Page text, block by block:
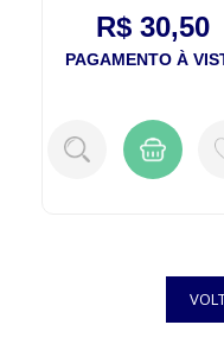
R$ 30,50
PAGAMENTO À